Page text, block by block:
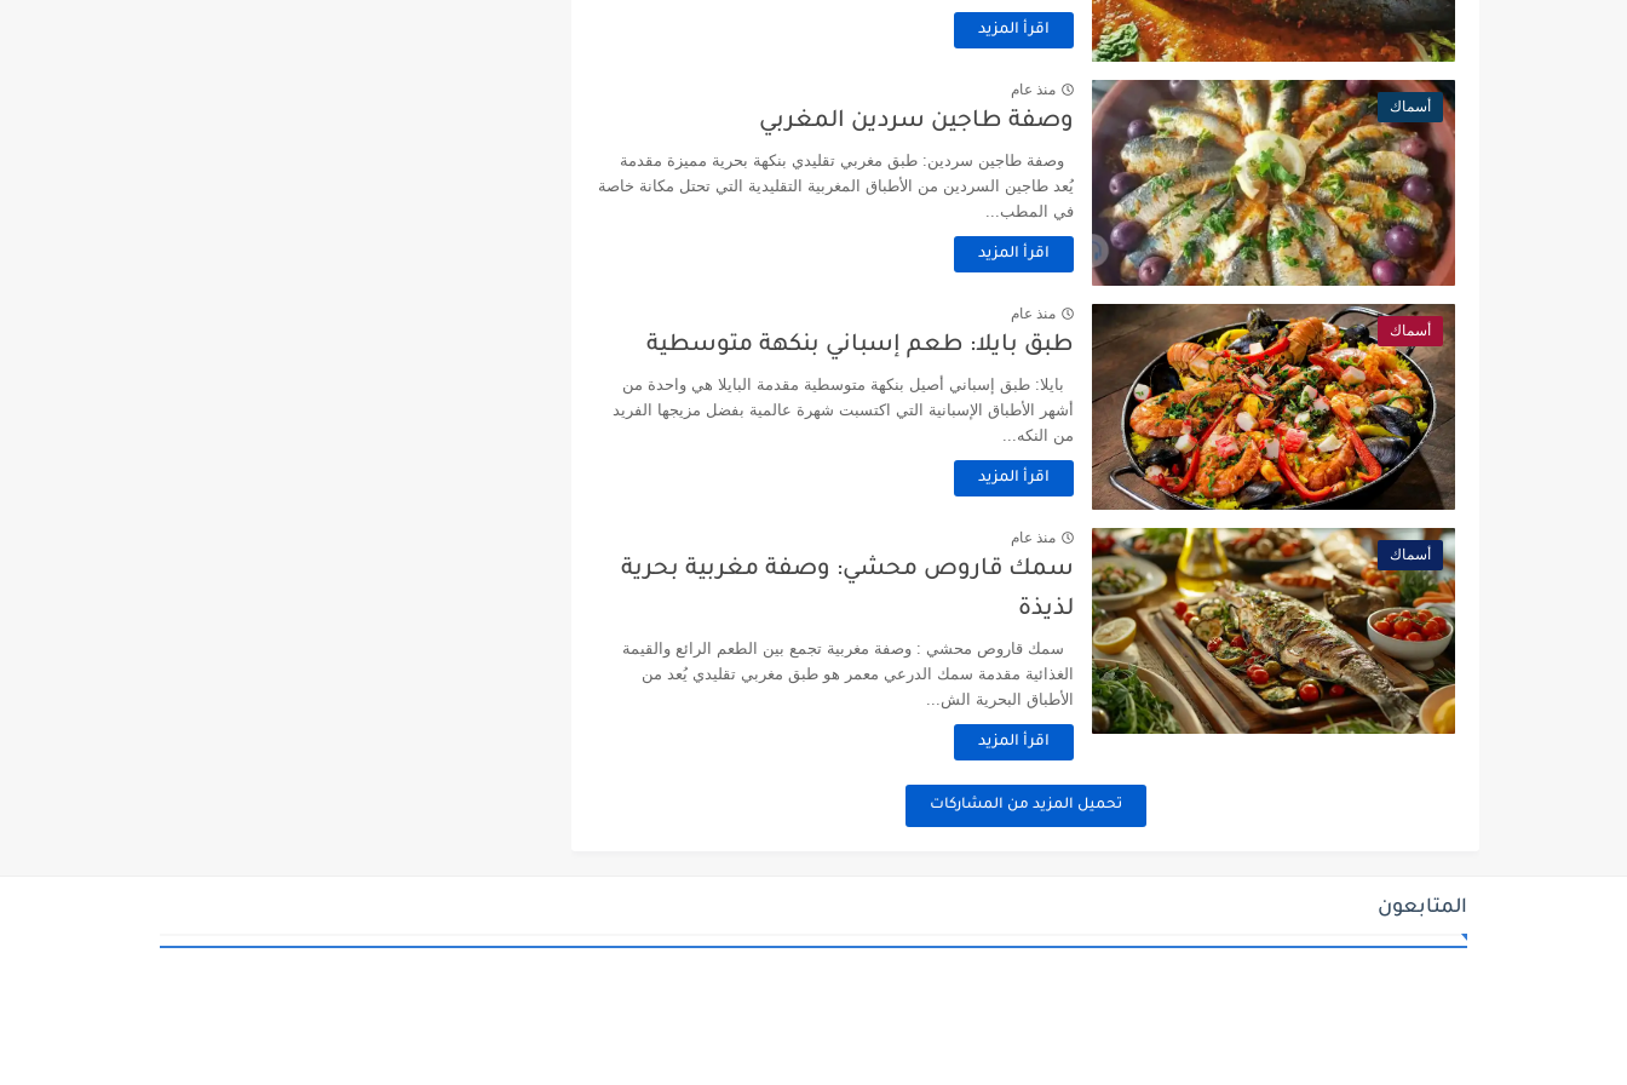
اقرأ المزيد
أسماك
منذ عام
وصفة طاجين سردين المغربي
وصفة طاجين سردين: طبق مغربي تقليدي بنكهة بحرية مميزة مقدمة
يُعد طاجين السردين من الأطباق المغربية التقليدية التي تحتل مكانة خاصة
في المطب...
اقرأ المزيد
أسماك
منذ عام
طبق بايلا: طعم إسباني بنكهة متوسطية
بايلا: طبق إسباني أصيل بنكهة متوسطية مقدمة البايلا هي واحدة من
أشهر الأطباق الإسبانية التي اكتسبت شهرة عالمية بفضل مزيجها الفريد
من النكه...
اقرأ المزيد
أسماك
منذ عام
سمك قاروص محشي: وصفة مغربية بحرية
لذيذة
سمك قاروص محشي : وصفة مغربية تجمع بين الطعم الرائع والقيمة
الغذائية مقدمة سمك الدرعي معمر هو طبق مغربي تقليدي يُعد من
الأطباق البحرية الش...
اقرأ المزيد
تحميل المزيد من المشاركات
المتابعون